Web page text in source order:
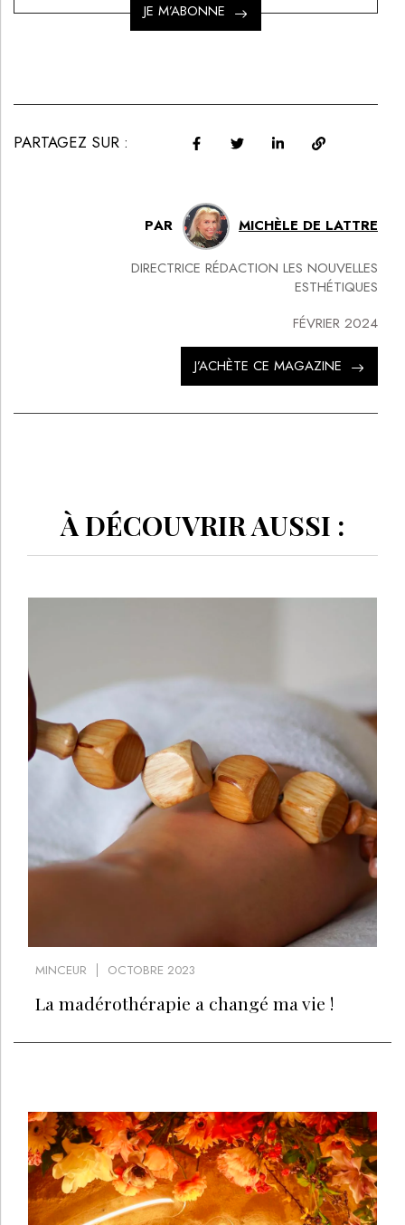
JE M’ABONNE
PARTAGEZ SUR :
PAR MICHÈLE DE LATTRE
DIRECTRICE RÉDACTION LES NOUVELLES
ESTHÉTIQUES
FÉVRIER 2024
J’ACHÈTE CE MAGAZINE
À DÉCOUVRIR AUSSI :
MINCEUR OCTOBRE 2023
La madérothérapie a changé ma vie !